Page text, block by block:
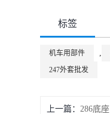
标签
机车用部件 ,
247外套批发
上一篇：286底座